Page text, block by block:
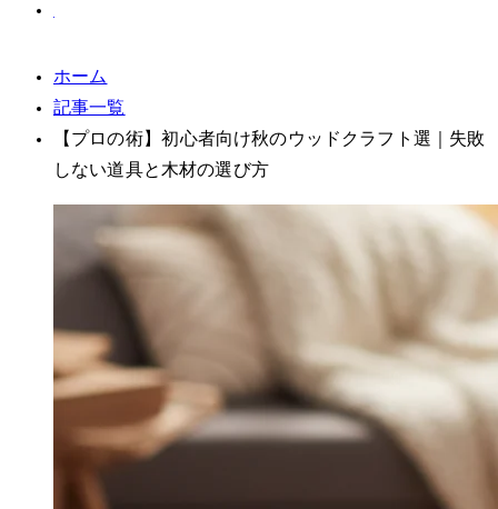
ホーム
記事一覧
【プロのDIY術】初心者向け秋のウッドクラフト3選｜失敗
しない道具と木材の選び方